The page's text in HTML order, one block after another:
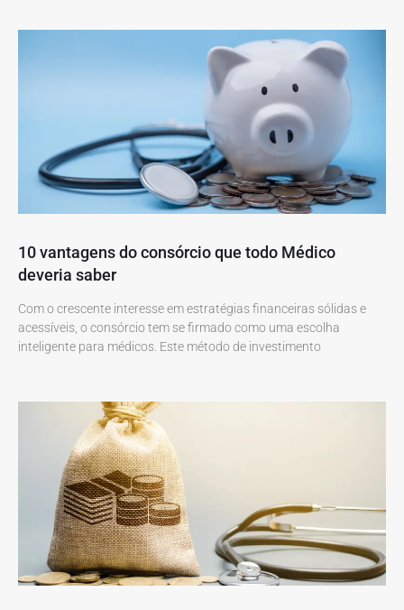
10 vantagens do consórcio que todo Médico
deveria saber
Com o crescente interesse em estratégias financeiras sólidas e
acessíveis, o consórcio tem se firmado como uma escolha
inteligente para médicos. Este método de investimento